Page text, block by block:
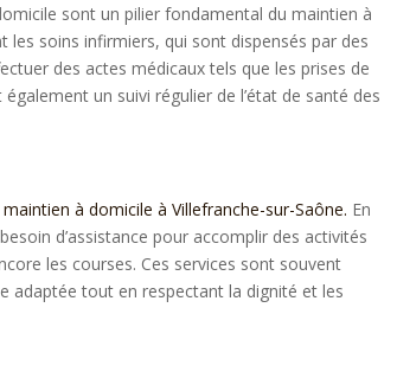
sont un pilier fondamental du maintien à
les soins infirmiers, qui sont dispensés par des
des actes médicaux tels que les prises de
un suivi régulier de l’état de santé des
maintien à domicile à Villefranche-sur-Saône. En
d’assistance pour accomplir des activités
les courses. Ces services sont souvent
adaptée tout en respectant la dignité et les